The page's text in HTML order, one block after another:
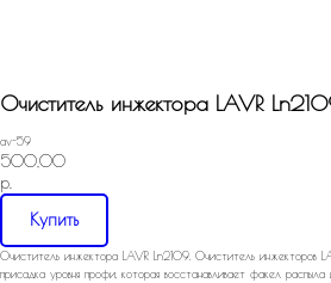
Очиститель инжектора LAVR
av-59
500,00
р.
Купить
Очиститель инжектора LAVR Ln2109. Очиститель инжекторов
присадка уровня профи, которая восстанавливает факел